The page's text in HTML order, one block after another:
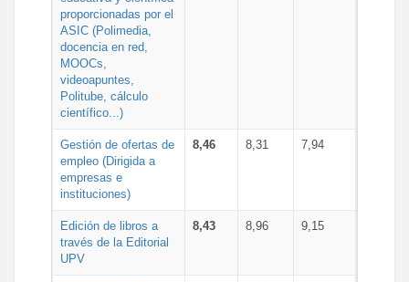
proporcionadas por el
ASIC (Polimedia,
docencia en red,
MOOCs,
videoapuntes,
Politube, cálculo
científico...)
Gestión de ofertas de
empleo (Dirigida a
empresas e
instituciones)
8,46 8,31 7,94
Edición de libros a
través de la Editorial
UPV
8,43 8,96 9,15